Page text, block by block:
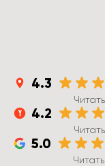
4.3
4.2
5.0